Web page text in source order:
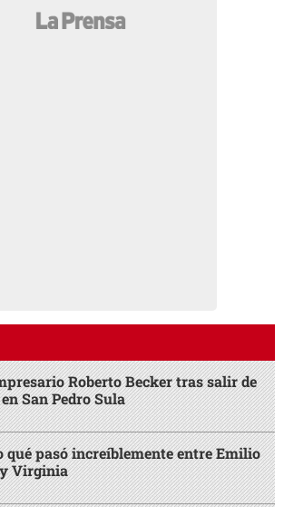
Roberto Becker tras salir de
San Pedro Sula
qué pasó increíblemente entre Emilio
Virginia